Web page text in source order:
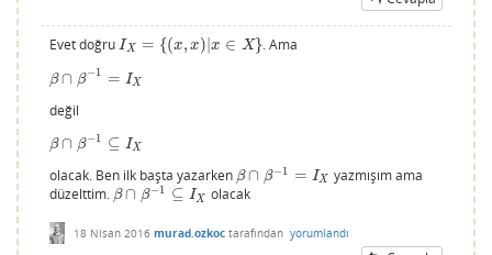
Evet doğru I X = {(x, x) |x ∈ X}
IX= (x x)|x∈X} . Ama
β ∩ β−1 = IX
β ∩β−1 =IX
değil
β ∩ β−1 ⊆ IX
β ∩β−1 ⊆I X
olacak. Ben ilk başta yazarken β ∩ β−1 = IX
β∩β −1=I X
yazmışım ama
düzelttim. β ∩ β−1 ⊆ I X
β∩β −1⊆ X olacak
18 Nisan 2016 murad.ozkoc tarafından yorumlandı